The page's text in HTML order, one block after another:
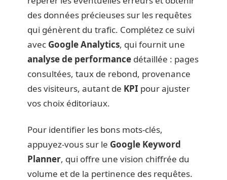
des données précieuses sur les requêtes
qui génèrent du trafic. Complétez ce suivi
avec Google Analytics, qui fournit une
analyse de performance détaillée : pages
consultées, taux de rebond, provenance
des visiteurs, autant de KPI pour ajuster
vos choix éditoriaux.
Pour identifier les bons mots-clés,
appuyez-vous sur le Google Keyword
Planner, qui offre une vision chiffrée du
volume et de la pertinence des requêtes.